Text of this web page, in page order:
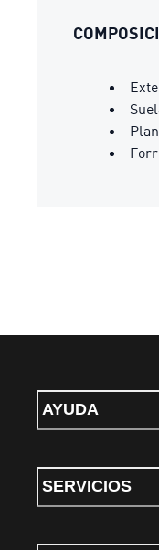
AYUDA
SERVICIOS